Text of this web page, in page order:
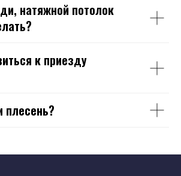
натяжной потолок
к приезду
плесень?